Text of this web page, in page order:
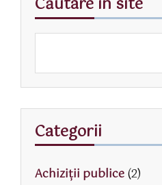
Categorii
Achiziții publice(2)